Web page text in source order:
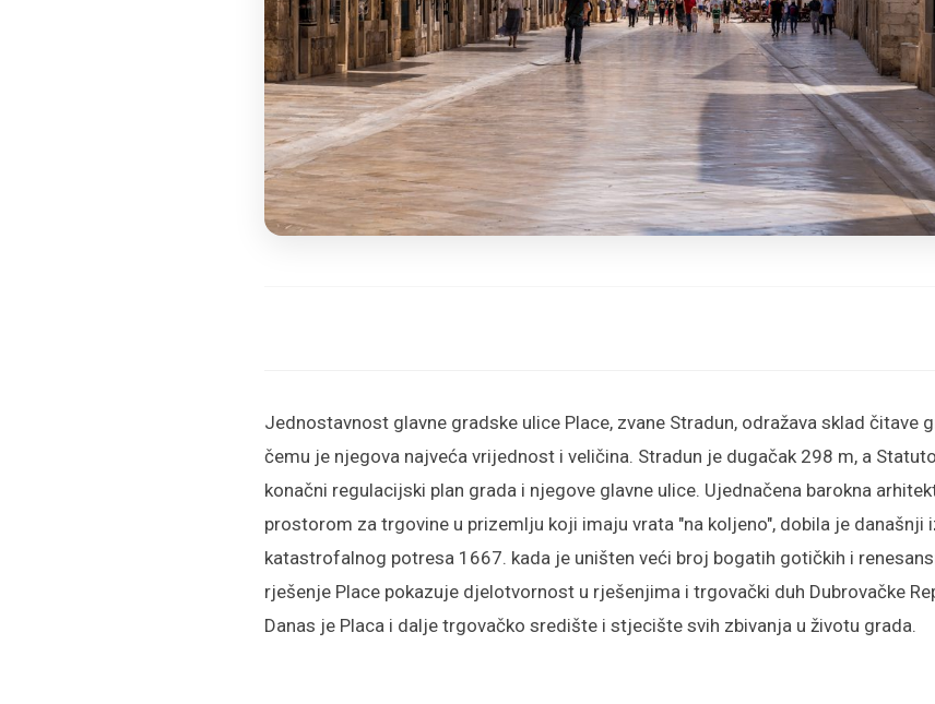
Jednostavnost glavne gradske ulice Place, zvane Stradun, odražava sklad čitave
čemu je njegova najveća vrijednost i veličina. Stradun je dugačak 298 m, a
konačni regulacijski plan grada i njegove glavne ulice. Ujednačena barokna
prostorom za trgovine u prizemlju koji imaju vrata "na koljeno", dobila je današnji
katastrofalnog potresa 1667. kada je uništen veći broj bogatih gotičkih i
rješenje Place pokazuje djelotvornost u rješenjima i trgovački duh Dubrovačke
Danas je Placa i dalje trgovačko središte i stjecište svih zbivanja u životu grada.